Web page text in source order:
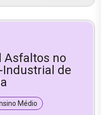
Asfaltos no
Industrial de
Médio